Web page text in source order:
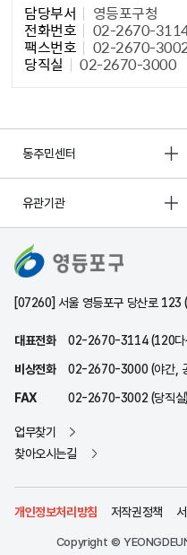
담당부서 영등포구청
전화번호 02-2670-
팩스번호 02-2670-
당직실 02-2670-3000
동주민센터
유관기관
[07260] 서울 영등포구 당산로 123
대표전화
02-2670-3114 (120다
비상전화
02-2670-3000 (야간,
FAX
02-2670-3002 (당직실)
업무찾기
찾아오시는길
개인정보처리방침 저작권정책
Copyright ©